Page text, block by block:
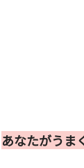
あなたがうま